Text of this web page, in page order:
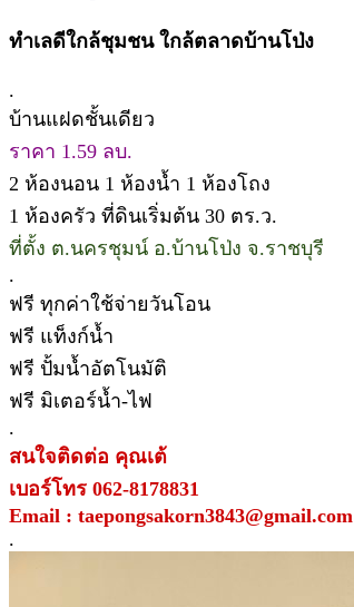
ทำเลดีใกล้ชุมชน ใกล้ตลาดบ้านโป่ง
.
บ้านแฝดชั้นเดียว
ราคา 1.59 ลบ.
2 ห้องนอน 1 ห้องน้ำ 1 ห้องโถง
1 ห้องครัว ที่ดินเริ่มต้น 30 ตร.ว.
ที่ตั้ง ต.นครชุมน์ อ.บ้านโป่ง จ.ราชบุรี
.
ฟรี ทุกค่าใช้จ่ายวันโอน
ฟรี แท็งก์น้ำ
ฟรี ปั้มน้ำอัตโนมัติ
ฟรี มิเตอร์น้ำ-ไฟ
.
สนใจติดต่อ คุณเต้
เบอร์โทร 062-8178831
Email : taepongsakorn3843@gmail.com
.